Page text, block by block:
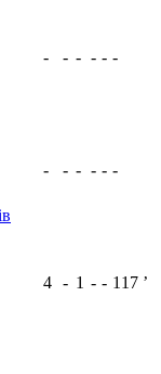
- - - - - -
- - - - - -
4 - 1 - - 117 ʼ